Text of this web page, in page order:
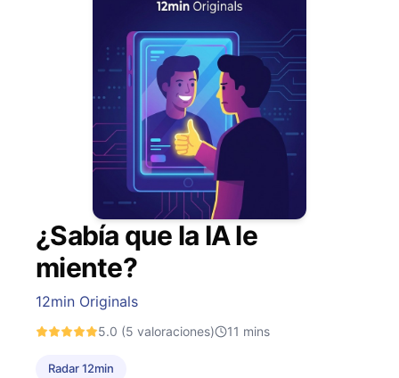
¿Sabía que la IA le
miente?
12min Originals
5.0 (5 valoraciones) 11 mins
Radar 12min